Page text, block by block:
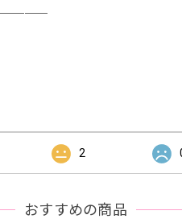
2
おすすめの商品